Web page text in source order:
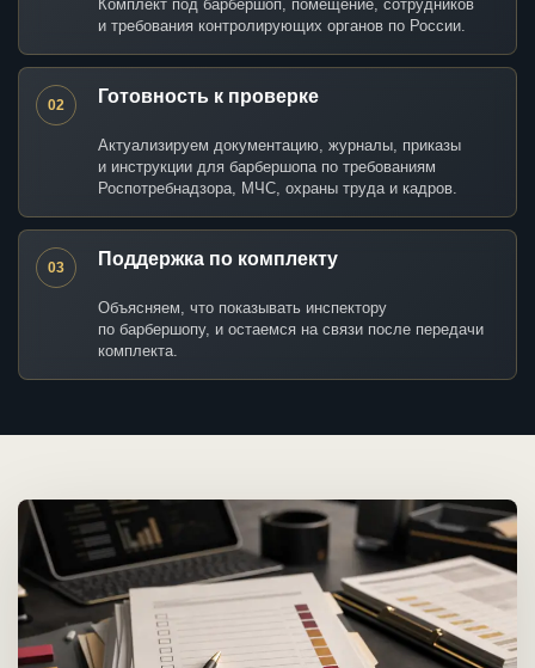
Комплект под барбершоп, помещение, сотрудников
и требования контролирующих органов по России.
02 Готовность к проверке
Актуализируем документацию, журналы, приказы
и инструкции для барбершопа по требованиям
Роспотребнадзора, МЧС, охраны труда и кадров.
03 Поддержка по комплекту
Объясняем, что показывать инспектору
по барбершопу, и остаемся на связи после передачи
комплекта.